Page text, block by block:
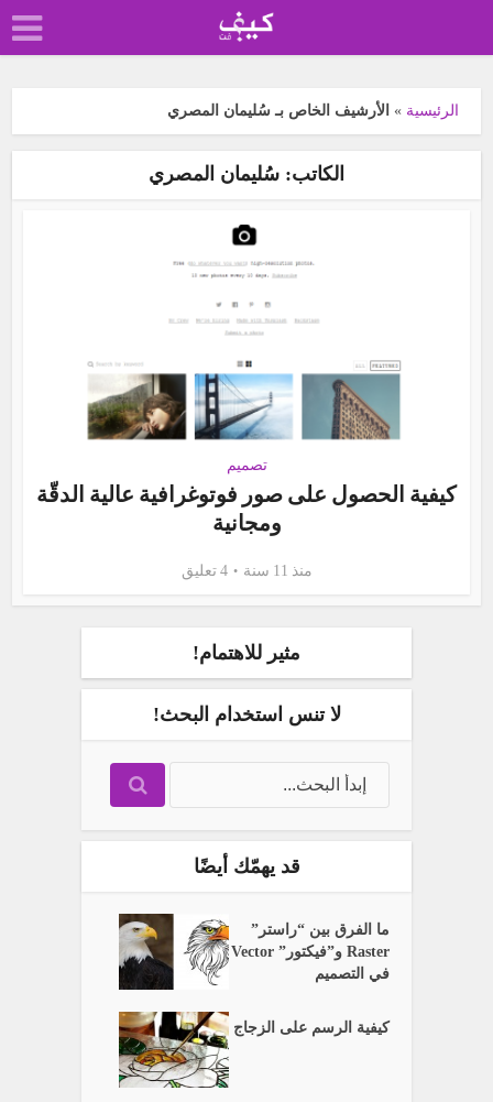
الرئيسية » الأرشيف الخاص بـ سُليمان المصري
الكاتب: سُليمان المصري
تصميم
كيفية الحصول على صور فوتوغرافية عالية الدقّة
ومجانية
منذ 11 سنة 4 تعليق
مثير للاهتمام!
لا تنس استخدام البحث!
قد يهمّك أيضًا
ما الفرق بين “راستر”
Raster و”فيكتور” Vector
في التصميم
كيفية الرسم على الزجاج